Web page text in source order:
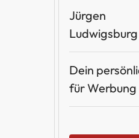
Jürgen
Ludwigsburg
Dein
für Werbung